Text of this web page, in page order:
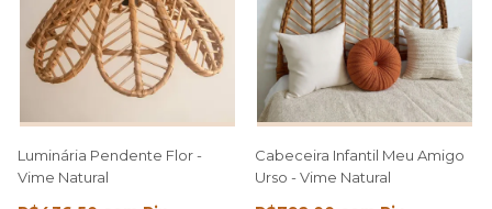
Luminária Pendente Flor -
Vime Natural
Cabeceira Infantil Meu Amigo
Urso - Vime Natural